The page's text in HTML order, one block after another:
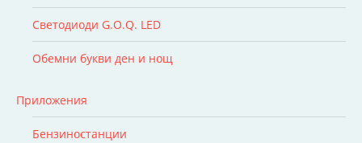
Светодиоди G.O.Q. LED
Обемни букви ден и нощ
Приложения
Бензиностанции